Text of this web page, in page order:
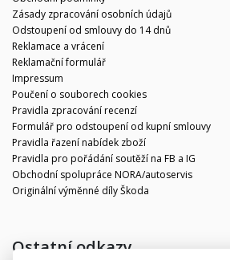
Zásady zpracování osobních údajů
Odstoupení od smlouvy do 14 dnů
Reklamace a vrácení
Reklamační formulář
Impressum
Poučení o souborech cookies
Pravidla zpracování recenzí
Formulář pro odstoupení od kupní smlouvy
Pravidla řazení nabídek zboží
Pravidla pro pořádání soutěží na FB a IG
Obchodní spolupráce NORA/autoservis
Originální výměnné díly Škoda
Ostatní odkazy